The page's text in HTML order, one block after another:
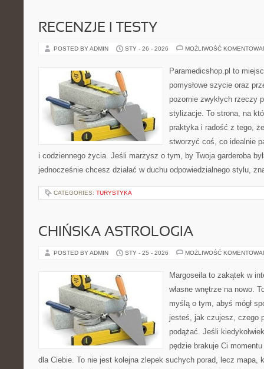
RECENZJE I TESTY
POSTED BY ADMIN STY - 26 - 2026 MOŻLIWOŚĆ
Paramedicshop.pl to
pomysłowe szycie oraz
pozornie zwykłych rzeczy
stylizacje. To strona, na
praktyka i radość z tego,
stworzyć coś, co idealnie
i codziennego życia. Jeśli marzysz o tym, by Twoja garderoba
jednocześnie chcesz działać w duchu odpowiedzialnego stylu,
CATEGORIES: TURYSTYKA
CHIŃSKA ASTROLOGIA
POSTED BY ADMIN STY - 25 - 2026 MOŻLIWOŚĆ
Margoseila to zakątek w
własne wnętrze na nowo.
myślą o tym, abyś mógł
jesteś, jak czujesz, czego
podążać. Jeśli
pędzie brakuje Ci
dla Ciebie. To nie jest kolejna zlepek suchych porad, lecz mapa,